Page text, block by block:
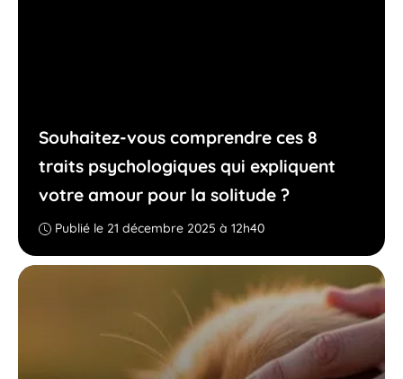
Souhaitez-vous comprendre ces 8
traits psychologiques qui expliquent
votre amour pour la solitude ?
Publié le 21 décembre 2025 à 12h40